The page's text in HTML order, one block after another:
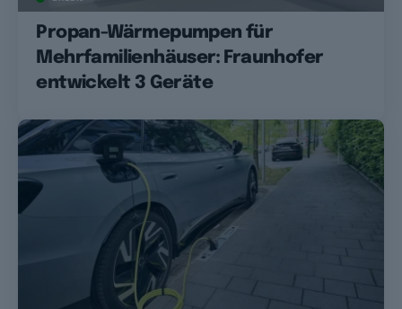
Propan-Wärmepumpen für
Mehrfamilienhäuser: Fraunhofer
entwickelt 3 Geräte